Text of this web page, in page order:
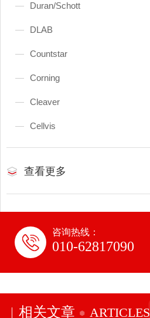
Duran/Schott
DLAB
Countstar
Corning
Cleaver
Cellvis
查看更多
咨询热线：
010-62817090
相关文章 ARTICLES